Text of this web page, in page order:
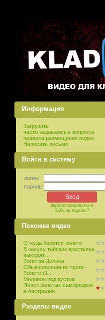
Информация
Загрузить
часто задаваемые вопросы
правила размещения видео
Написать письмо
Войти в систему
логин:
пароль:
Зарегистрироваться
Забыли пароль?
Похожее видео
Откуда берется золото
В засуху тайские крестьяне
выходят…
Золотая Долина
Обыкновенная история -
Золото (1…
Миллион под кустом
Поиск золотых самородков
в Австралии
Разделы видео